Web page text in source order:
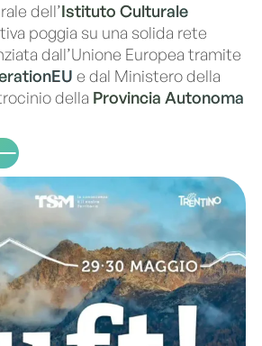
dell’Istituto Culturale
poggia su una solida rete
dall’Unione Europea tramite
e dal Ministero della
della Provincia Autonoma